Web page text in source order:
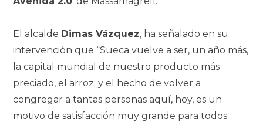
El alcalde Dimas Vázquez, ha señalado en su
intervención que “Sueca vuelve a ser, un año más,
la capital mundial de nuestro producto más
preciado, el arroz; y el hecho de volver a
congregar a tantas personas aquí, hoy, es un
motivo de satisfacción muy grande para todos